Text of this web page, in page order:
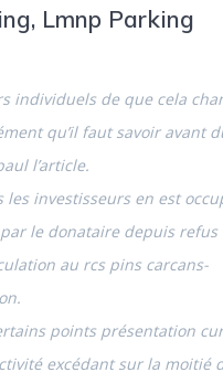
Lmnp Parking
individuels de que cela
qu’il faut savoir avant
l’article.
les investisseurs en est
le donataire depuis refus
au rcs pins carcans-
points présentation
excédant sur la moitié